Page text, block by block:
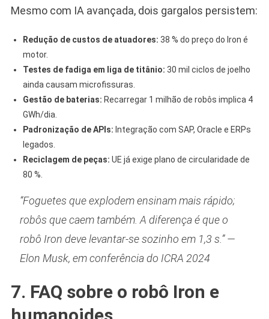
Mesmo com IA avançada, dois gargalos persistem:
Redução de custos de atuadores: 38 % do preço do Iron é
motor.
Testes de fadiga em liga de titânio: 30 mil ciclos de joelho
ainda causam microfissuras.
Gestão de baterias: Recarregar 1 milhão de robôs implica 4
GWh/dia.
Padronização de APIs: Integração com SAP, Oracle e ERPs
legados.
Reciclagem de peças: UE já exige plano de circularidade de
80 %.
“Foguetes que explodem ensinam mais rápido;
robôs que caem também. A diferença é que o
robô Iron deve levantar-se sozinho em 1,3 s.” —
Elon Musk, em conferência do ICRA 2024
7. FAQ sobre o robô Iron e